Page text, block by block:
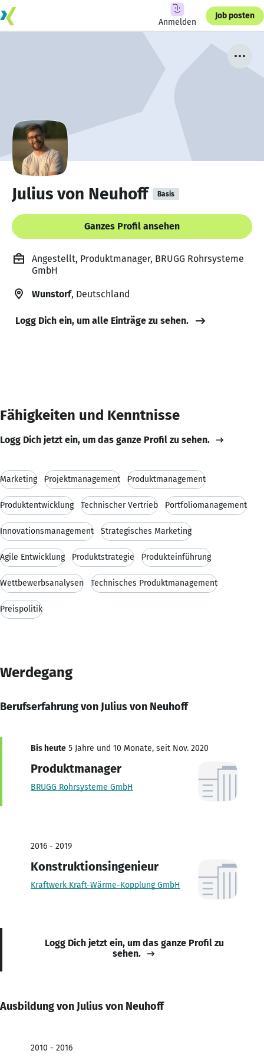
Anmelden
Job posten
Julius von Neuhoff Basis
Ganzes Profil ansehen
Angestellt, Produktmanager, BRUGG Rohrsysteme
GmbH
Wunstorf, Deutschland
Logg Dich ein, um alle Einträge zu sehen.
Fähigkeiten und Kenntnisse
Logg Dich jetzt ein, um das ganze Profil zu sehen.
Marketing Projektmanagement Produktmanagement
Produktentwicklung Technischer Vertrieb Portfoliomanagement
Innovationsmanagement Strategisches Marketing
Agile Entwicklung Produktstrategie Produkteinführung
Wettbewerbsanalysen Technisches Produktmanagement
Preispolitik
Werdegang
Berufserfahrung von Julius von Neuhoff
Bis heute 5 Jahre und 10 Monate, seit Nov. 2020
Produktmanager
BRUGG Rohrsysteme GmbH
2016 - 2019
Konstruktionsingenieur
Kraftwerk Kraft-Wärme-Kopplung GmbH
Logg Dich jetzt ein, um das ganze Profil zu
sehen.
Ausbildung von Julius von Neuhoff
2010 - 2016